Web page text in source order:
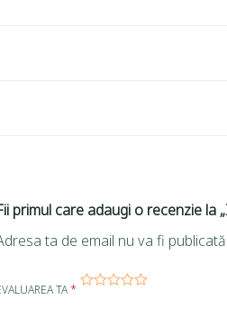
primul care adaugi o recenzie la
ta de email nu va fi publicată.
TA*